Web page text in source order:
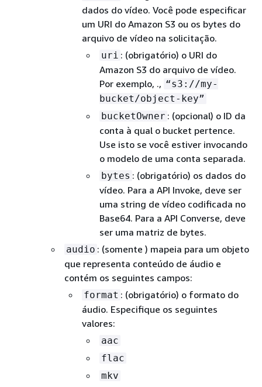
dados do vídeo. Você pode especificar
um URI do Amazon S3 ou os bytes do
arquivo de vídeo na solicitação.
uri : (obrigatório) o URI do
Amazon S3 do arquivo de vídeo.
Por exemplo, ., “s3://my-
bucket/object-key”
bucketOwner : (opcional) o ID da
conta à qual o bucket pertence.
Use isto se você estiver invocando
o modelo de uma conta separada.
bytes : (obrigatório) os dados do
vídeo. Para a API Invoke, deve ser
uma string de vídeo codificada no
Base64. Para a API Converse, deve
ser uma matriz de bytes.
audio : (somente ) mapeia para um objeto
que representa conteúdo de áudio e
contém os seguintes campos:
format : (obrigatório) o formato do
áudio. Especifique os seguintes
valores:
aac
flac
mkv